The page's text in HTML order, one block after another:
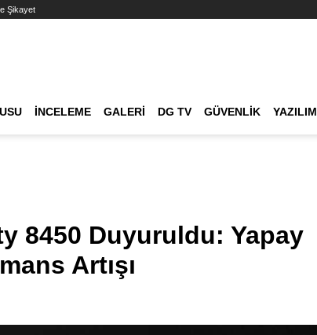
Şikayet
İNCELEME GALERI DG TV GÜVENLIK YAZILIM
8450 Duyuruldu: Yapay
Artışı